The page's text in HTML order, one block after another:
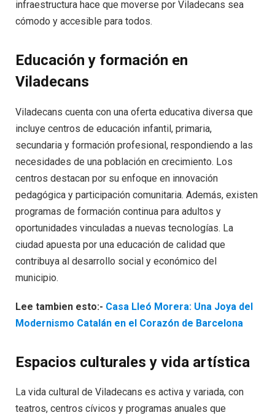
infraestructura hace que moverse por Viladecans sea
cómodo y accesible para todos.
Educación y formación en
Viladecans
Viladecans cuenta con una oferta educativa diversa que
incluye centros de educación infantil, primaria,
secundaria y formación profesional, respondiendo a las
necesidades de una población en crecimiento. Los
centros destacan por su enfoque en innovación
pedagógica y participación comunitaria. Además, existen
programas de formación continua para adultos y
oportunidades vinculadas a nuevas tecnologías. La
ciudad apuesta por una educación de calidad que
contribuya al desarrollo social y económico del
municipio.
Lee tambien esto:- Casa Lleó Morera: Una Joya del
Modernismo Catalán en el Corazón de Barcelona
Espacios culturales y vida artística
La vida cultural de Viladecans es activa y variada, con
teatros, centros cívicos y programas anuales que